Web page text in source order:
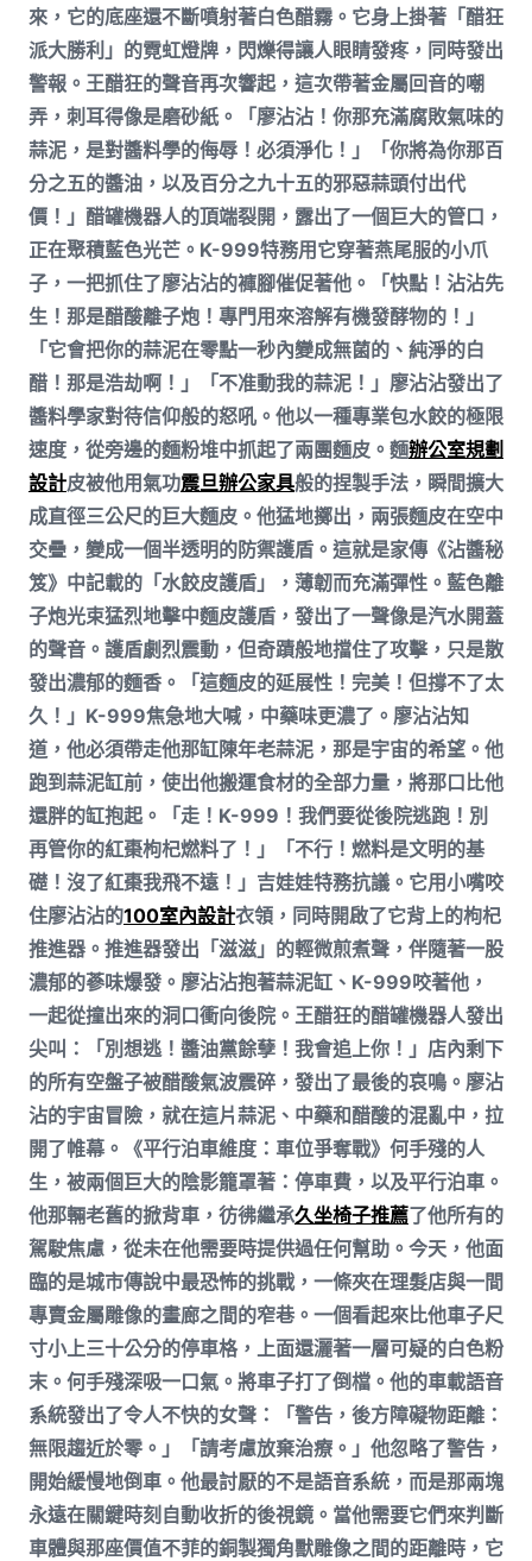
來，它的底座還不斷噴射著白色醋霧。它身上掛著「醋狂
派大勝利」的霓虹燈牌，閃爍得讓人眼睛發疼，同時發出
警報。王醋狂的聲音再次響起，這次帶著金屬回音的嘲
弄，刺耳得像是磨砂紙。「廖沾沾！你那充滿腐敗氣味的
蒜泥，是對醬料學的侮辱！必須淨化！」「你將為你那百
分之五的醬油，以及百分之九十五的邪惡蒜頭付出代
價！」醋罐機器人的頂端裂開，露出了一個巨大的管口，
正在聚積藍色光芒。K-999特務用它穿著燕尾服的小爪
子，一把抓住了廖沾沾的褲腳催促著他。「快點！沾沾先
生！那是醋酸離子炮！專門用來溶解有機發酵物的！」
「它會把你的蒜泥在零點一秒內變成無菌的、純淨的白
醋！那是浩劫啊！」「不准動我的蒜泥！」廖沾沾發出了
醬料學家對待信仰般的怒吼。他以一種專業包水餃的極限
速度，從旁邊的麵粉堆中抓起了兩團麵皮。麵辦公室規劃
設計皮被他用氣功震旦辦公家具般的捏製手法，瞬間擴大
成直徑三公尺的巨大麵皮。他猛地擲出，兩張麵皮在空中
交疊，變成一個半透明的防禦護盾。這就是家傳《沾醬秘
笈》中記載的「水餃皮護盾」，薄韌而充滿彈性。藍色離
子炮光束猛烈地擊中麵皮護盾，發出了一聲像是汽水開蓋
的聲音。護盾劇烈震動，但奇蹟般地擋住了攻擊，只是散
發出濃郁的麵香。「這麵皮的延展性！完美！但撐不了太
久！」K-999焦急地大喊，中藥味更濃了。廖沾沾知
道，他必須帶走他那缸陳年老蒜泥，那是宇宙的希望。他
跑到蒜泥缸前，使出他搬運食材的全部力量，將那口比他
還胖的缸抱起。「走！K-999！我們要從後院逃跑！別
再管你的紅棗枸杞燃料了！」「不行！燃料是文明的基
礎！沒了紅棗我飛不遠！」吉娃娃特務抗議。它用小嘴咬
住廖沾沾的100室內設計衣領，同時開啟了它背上的枸杞
推進器。推進器發出「滋滋」的輕微煎煮聲，伴隨著一股
濃郁的蔘味爆發。廖沾沾抱著蒜泥缸、K-999咬著他，
一起從撞出來的洞口衝向後院。王醋狂的醋罐機器人發出
尖叫：「別想逃！醬油黨餘孽！我會追上你！」店內剩下
的所有空盤子被醋酸氣波震碎，發出了最後的哀鳴。廖沾
沾的宇宙冒險，就在這片蒜泥、中藥和醋酸的混亂中，拉
開了帷幕。《平行泊車維度：車位爭奪戰》何手殘的人
生，被兩個巨大的陰影籠罩著：停車費，以及平行泊車。
他那輛老舊的掀背車，彷彿繼承久坐椅子推薦了他所有的
駕駛焦慮，從未在他需要時提供過任何幫助。今天，他面
臨的是城市傳說中最恐怖的挑戰，一條夾在理髮店與一間
專賣金屬雕像的畫廊之間的窄巷。一個看起來比他車子尺
寸小上三十公分的停車格，上面還灑著一層可疑的白色粉
末。何手殘深吸一口氣。將車子打了倒檔。他的車載語音
系統發出了令人不快的女聲：「警告，後方障礙物距離：
無限趨近於零。」「請考慮放棄治療。」他忽略了警告，
開始緩慢地倒車。他最討厭的不是語音系統，而是那兩塊
永遠在關鍵時刻自動收折的後視鏡。當他需要它們來判斷
車體與那座價值不菲的銅製獨角獸雕像之間的距離時，它